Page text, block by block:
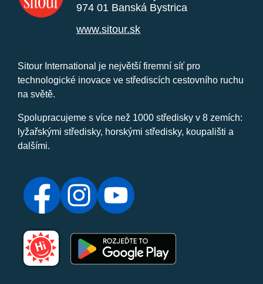
974 01 Banská Bystrica
www.sitour.sk
Sitour International je největší firemní síť pro
technologické inovace ve střediscích cestovního ruchu
na světě.
Spolupracujeme s více než 1000 středisky v 8 zemích:
lyžařskými středisky, horskými středisky, koupališti a
dalšími.